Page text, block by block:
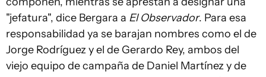
"jefatura", dice Bergara a El Observador. Para esa
responsabilidad ya se barajan nombres como el de
Jorge Rodríguez y el de Gerardo Rey, ambos del
viejo equipo de campaña de Daniel Martínez y de